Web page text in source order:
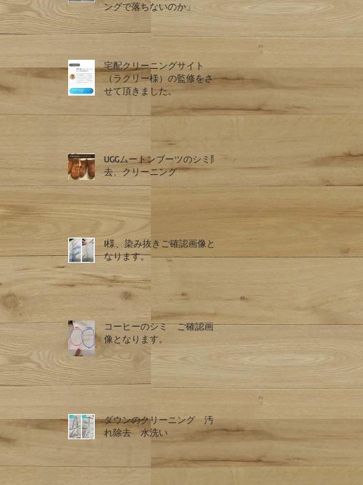
ングで落ちないのか」
宅配クリーニングサイト
（ラクリー様）の監修をさ
せて頂きました。
UGGムートンブーツのシミ除
去、クリーニング
I様、染み抜きご確認画像と
なります。
コーヒーのシミ ご確認画
像となります。
ダウンのクリーニング 汚
れ除去 水洗い